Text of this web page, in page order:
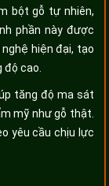
bột gỗ tự nhiên,
phần này được
hiện đại, tạo
độ cao.
tăng độ ma sát
mỹ như gỗ thật.
yêu cầu chịu lực